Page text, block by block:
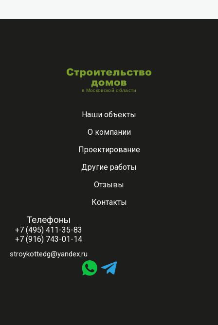
Наши объекты
О компании
Проектирование
Другие работы
Отзывы
Контакты
Телефоны
+7 (495) 411-35-83
+7 (916) 743-01-14
stroykottedg@yandex.ru